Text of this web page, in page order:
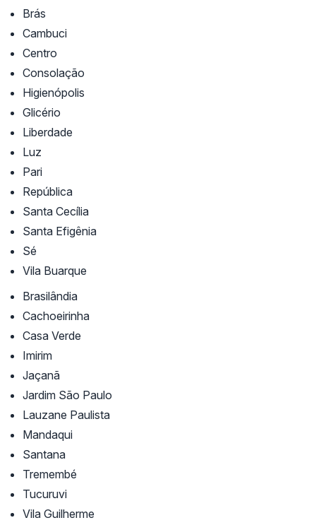
Brás
Cambuci
Centro
Consolação
Higienópolis
Glicério
Liberdade
Luz
Pari
República
Santa Cecília
Santa Efigênia
Sé
Vila Buarque
Brasilândia
Cachoeirinha
Casa Verde
Imirim
Jaçanã
Jardim São Paulo
Lauzane Paulista
Mandaqui
Santana
Tremembé
Tucuruvi
Vila Guilherme